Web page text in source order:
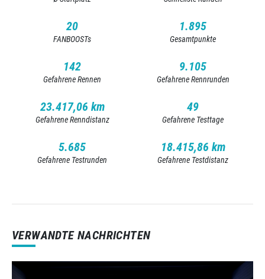
20
FANBOOSTs
1.895
Gesamtpunkte
142
Gefahrene Rennen
9.105
Gefahrene Rennrunden
23.417,06 km
Gefahrene Renndistanz
49
Gefahrene Testtage
5.685
Gefahrene Testrunden
18.415,86 km
Gefahrene Testdistanz
VERWANDTE NACHRICHTEN